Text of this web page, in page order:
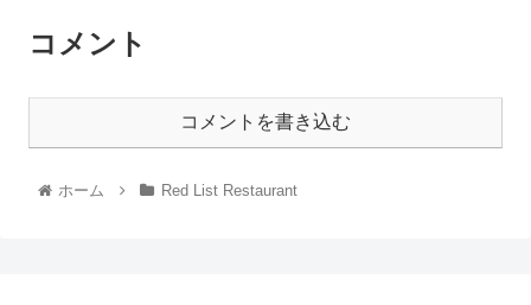
コメント
コメントを書き込む
ホーム Red List Restaurant